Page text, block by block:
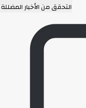
التحقق من الأخبار المضللة